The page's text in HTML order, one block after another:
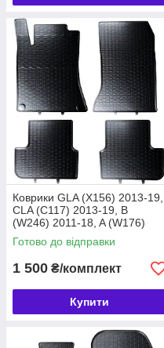
Коврики GLA (X156) 2013-19,
CLA (C117) 2013-19, B
(W246) 2011-18, A (W176)
2012-18, в салон гумові 4шт.
Geyer & Hosaja (852/4C)
Готово до відправки
1 500 ₴/комплект
Купити